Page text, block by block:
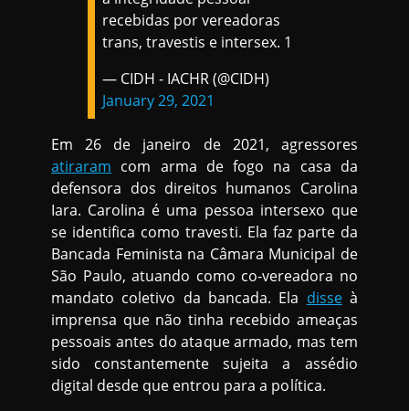
recebidas por vereadoras
trans, travestis e intersex. 1
— CIDH - IACHR (@CIDH)
January 29, 2021
Em 26 de janeiro de 2021, agressores
atiraram com arma de fogo na casa da
defensora dos direitos humanos Carolina
Iara. Carolina é uma pessoa intersexo que
se identifica como travesti. Ela faz parte da
Bancada Feminista na Câmara Municipal de
São Paulo, atuando como co-vereadora no
mandato coletivo da bancada. Ela disseà
imprensa que não tinha recebido ameaças
pessoais antes do ataque armado, mas tem
sido constantemente sujeita a assédio
digital desde que entrou para a política.